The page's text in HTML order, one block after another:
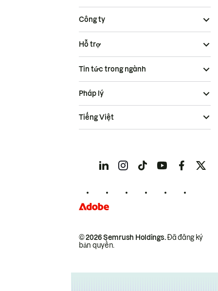
Công ty
Hỗ trợ
Tin tức trong ngành
© 2026 Semrush Holdings.Đã đăng ký
bản quyền.
Pháp lý
Tiếng Việt